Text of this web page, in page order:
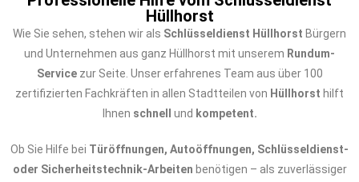
Hüllhorst
Wie Sie sehen, stehen wir als Schlüsseldienst Hüllhorst Bürgern
und Unternehmen aus ganz Hüllhorst mit unserem Rundum-
Servicezur Seite. Unser erfahrenes Team aus über 100
zertifizierten Fachkräften in allen Stadtteilen von Hüllhorst hilft
Ihnen schnell und kompetent.
Ob Sie Hilfe bei Türöffnungen, Autoöffnungen, Schlüsseldienst-
oder Sicherheitstechnik-Arbeiten benötigen – als zuverlässiger